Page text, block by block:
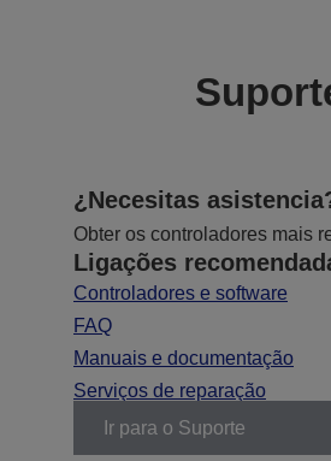
¿Necesitas
Obter os controladores mais
Ligações
Controladores e software
FAQ
Manuais e documentação
Serviços de reparação
Ir para o Suporte